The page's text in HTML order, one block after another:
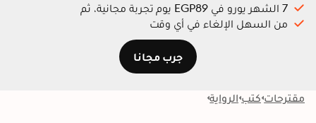
7 الشهر يورو في EGP89 يوم تجربة مجانية، ثم
من السهل الإلغاء في أي وقت
جرب مجانا
مقترحات كتب الرواية